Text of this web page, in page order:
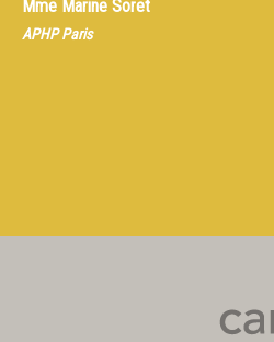
Mme Marine Soret
APHP Paris